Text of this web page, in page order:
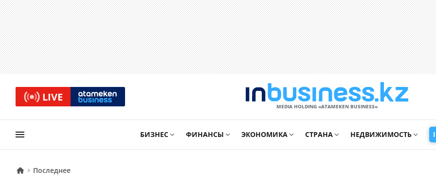
LIVE
MEDIA HOLDING «ATAMEKЕN BUSINESS»
БИЗНЕС ФИНАНСЫ ЭКОНОМИКА СТРАНА НЕДВИЖИМОСТЬ
Последнее